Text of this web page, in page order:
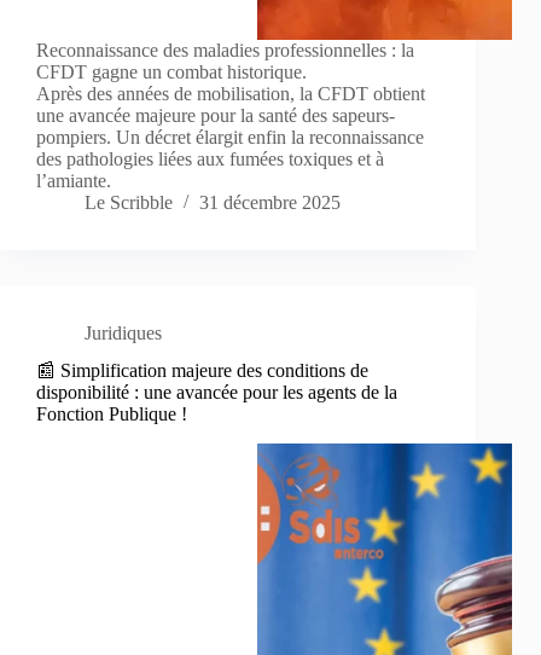
Reconnaissance des maladies professionnelles : la
CFDT gagne un combat historique.
Après des années de mobilisation, la CFDT obtient
une avancée majeure pour la santé des sapeurs-
pompiers. Un décret élargit enfin la reconnaissance
des pathologies liées aux fumées toxiques et à
l’amiante.
Le Scribble
31 décembre 2025
Juridiques
📰 Simplification majeure des conditions de
disponibilité : une avancée pour les agents de la
Fonction Publique !